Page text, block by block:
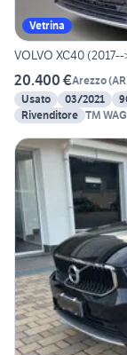
Vetrina
VOLVO XC40
20.400 €Arezzo(AR
Usato
03/2021
Rivenditore TM